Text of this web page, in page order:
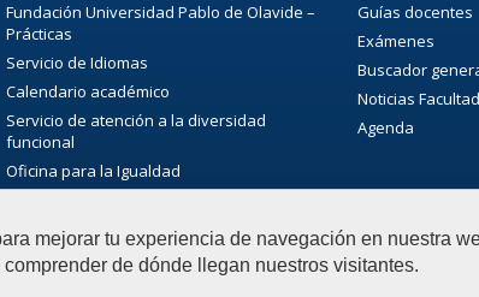
mejorar tu experiencia de navegación en nuestra
de dónde llegan nuestros visitantes.
Fundación Universidad Pablo de Olavide –
Prácticas
Servicio de Idiomas
Calendario académico
Servicio de atención a la diversidad
funcional
Oficina para la Igualdad
Servicio de Extensión Cultural (SEC)
Agenda Cultural de la universidad
Guías docentes
Exámenes
Buscador
Noticias Facultad
Agenda